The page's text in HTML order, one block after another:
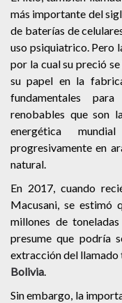
más importante del
de baterías de
uso psiquiatrico. Pero
por la cual su preció
su papel en la
fundamentales
renobables que son
energética
progresivamente en
natural.
En 2017, cuando
Macusani, se estimó
millones de
presume que podría
extracción del
Bolivia.
Sin embargo, la